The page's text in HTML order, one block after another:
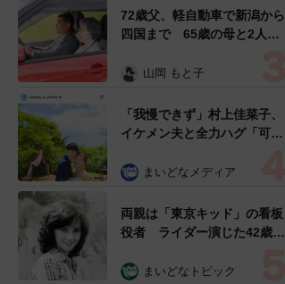
72歳父、軽自動車で新潟から
四国まで 65歳の母と2人で
憩まで分刻み… 「大学生で
山岡 もと子
「我慢できず」村上佳菜子、
イケメン夫と全力ハグ「可愛
まいどなメディア
両親は「東京キッド」の看板
役者 ライダー演じた42歳元
ングフォト」計画を明言
まいどなトピック